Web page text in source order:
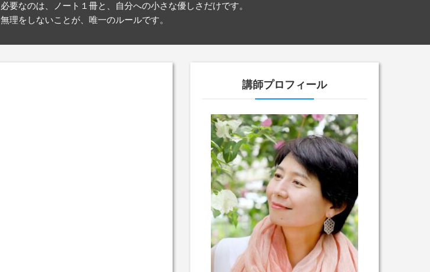
必要なのは、ノート１冊と、自分への小さな優しさだけです。
無理をしないことが、唯一のルールです。
講師プロフィール